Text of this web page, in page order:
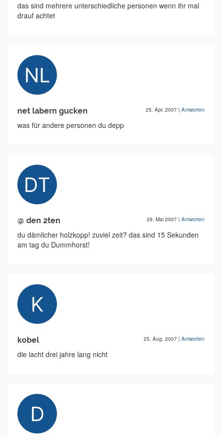
das sind mehrere unterschiedliche personen wenn ihr mal
drauf achtet
net labern gucken 25. Apr. 2007 | Antworten
was für andere personen du depp
@ den 2ten 29. Mai 2007 | Antworten
du dämlicher holzkopp! zuviel zeit? das sind 15 Sekunden
am tag du Dummhorst!
kobel 25. Aug. 2007 | Antworten
die lacht drei jahre lang nicht